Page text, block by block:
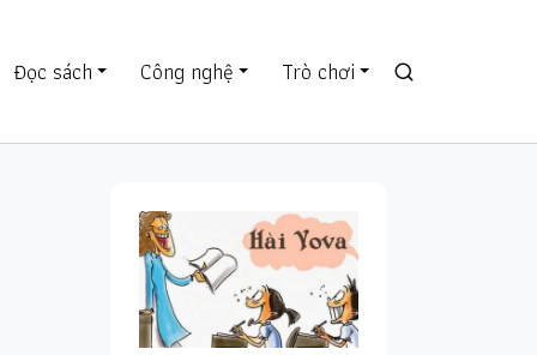
Đọc sách Công nghệ Trò chơi